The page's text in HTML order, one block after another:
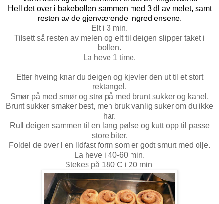
Hell det over i bakebollen sammen med 3 dl av melet, samt
resten av de gjenværende ingrediensene.
Elt i 3 min.
Tilsett så resten av melen og elt til deigen slipper taket i
bollen.
La heve 1 time.
Etter hveing knar du deigen og kjevler den ut til et stort
rektangel.
Smør på med smør og strø på med brunt sukker og kanel,
Brunt sukker smaker best, men bruk vanlig suker om du ikke
har.
Rull deigen sammen til en lang pølse og kutt opp til passe
store biter.
Foldel de over i en ildfast form som er godt smurt med olje.
La heve i 40-60 min.
Stekes på 180 C i 20 min.